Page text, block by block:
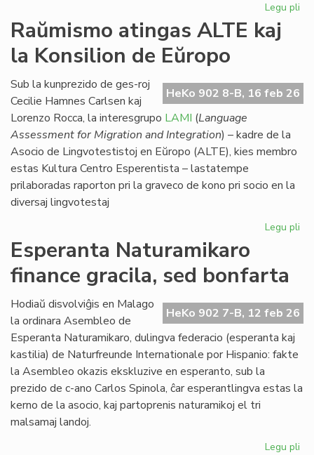
Legu pli
Raŭmismo atingas ALTE kaj
la Konsilion de Eŭropo
HeKo 902 8-B, 16 feb 26
Sub la kunprezido de ges-roj
Cecilie Hamnes Carlsen kaj
Lorenzo Rocca, la interesgrupo LAMI (Language
Assessment for Migration and Integration) – kadre de la
Asocio de Lingvotestistoj en Eŭropo (ALTE), kies membro
estas Kultura Centro Esperentista – lastatempe
prilaboradas raporton pri la graveco de kono pri socio en la
diversaj lingvotestaj
Legu pli
la
Esperanta Naturamikaro
finance gracila, sed bonfarta
HeKo 902 7-B, 12 feb 26
Hodiaŭ disvolviĝis en Malago
la ordinara Asembleo de
Esperanta Naturamikaro, dulingva federacio (esperanta kaj
kastilia) de Naturfreunde Internationale por Hispanio: fakte
la Asembleo okazis ekskluzive en esperanto, sub la
prezido de c-ano Carlos Spinola, ĉar esperantlingva estas la
kerno de la asocio, kaj partoprenis naturamikoj el tri
malsamaj landoj.
Legu pli